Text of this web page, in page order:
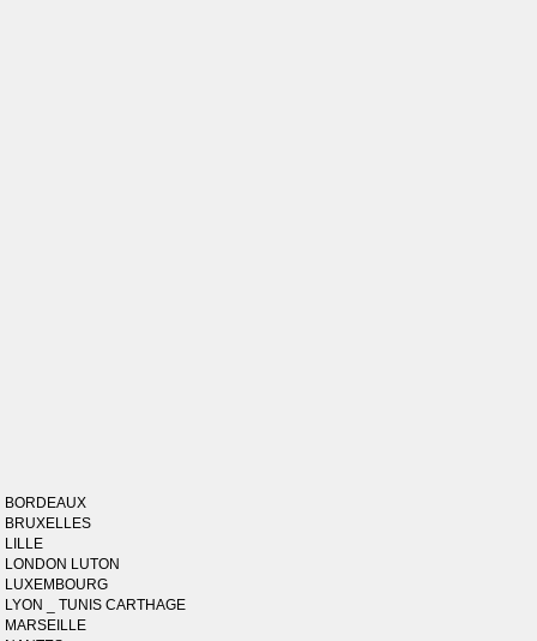
BORDEAUX
BRUXELLES
LILLE
LONDON LUTON
LUXEMBOURG
LYON _ TUNIS CARTHAGE
MARSEILLE